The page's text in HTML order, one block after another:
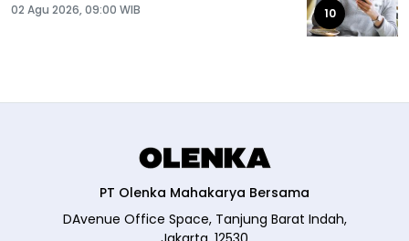
02 Agu 2026, 09:00 WIB 10
PT Olenka Mahakarya Bersama
DAvenue Office Space, Tanjung Barat Indah,